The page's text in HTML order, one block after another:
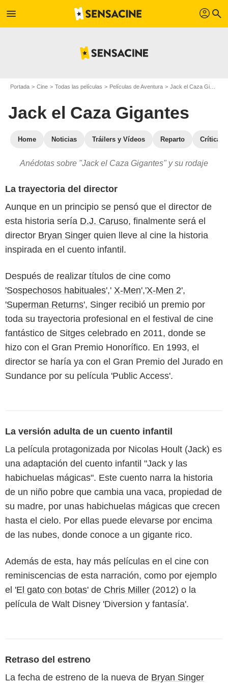
menu profil search
Portada Cine Todas las películas Películas de Aventura Jack el Caza Gigantes
Jack el Caza Gigantes
Home Noticias Tráilers y Vídeos Reparto Críticas
Anédotas sobre "Jack el Caza Gigantes" y su rodaje
La trayectoria del director
Aunque en un principio se pensó que el director de
esta historia sería D.J. Caruso, finalmente será el
director Bryan Singer quien lleve al cine la historia
inspirada en el cuento infantil.
Después de realizar títulos de cine como
'Sospechosos habituales',' X-Men','X-Men 2',
'Superman Returns', Singer recibió un premio por
toda su trayectoria profesional en el festival de cine
fantástico de Sitges celebrado en 2011, donde se
hizo con el Gran Premio Honorífico. En 1993, el
director se haría ya con el Gran Premio del Jurado en
Sundance por su película 'Public Access'.
La versión adulta de un cuento infantil
La película protagonizada por Nicolas Hoult (Jack) es
una adaptación del cuento infantil "Jack y las
habichuelas mágicas". Este cuento narra la historia
de un niño pobre que cambia una vaca, propiedad de
su madre, por unas habichuelas mágicas que crecen
hasta el cielo. Por ellas puede elevarse por encima
de las nubes, donde conoce a un gigante rico.
Además de esta, hay más películas en el cine con
reminiscencias de esta narración, como por ejemplo
el 'El gato con botas' de Chris Miller (2012) o la
película de Walt Disney 'Diversion y fantasía'.
Retraso del estreno
La fecha de estreno de la nueva de Bryan Singer